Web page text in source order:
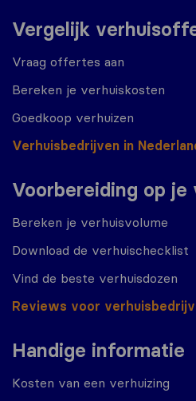
Vergelijk
Vraag offertes aan
Bereken je verhuiskosten
Goedkoop verhuizen
Verhuisbedrijven in
Voorbereiding op je
Bereken je verhuisvolume
Download de verhuischecklist
Vind de beste verhuisdozen
Reviews voor
Handige informatie
Kosten van een verhuizing